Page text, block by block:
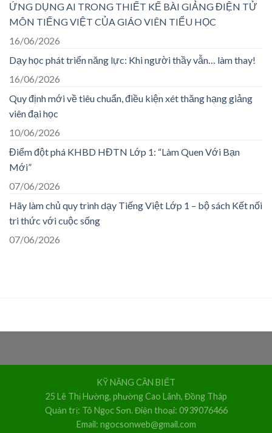
ỨNG DỤNG AI TRONG THIẾT KẾ BÀI GIẢNG ĐIỆN TỬ
MÔN TIẾNG VIỆT CỦA GIÁO VIÊN TIỂU HỌC
16/06/2026
Dạy học phát triển năng lực: Khi người thầy vẫn… làm thay!
16/06/2026
Quy định mới về tiêu chuẩn, điều kiện xét thăng hạng giảng
viên đại học
10/06/2026
Điểm đột phá KHBD HĐTN Lớp 1: “Làm Quen Với Bạn
Mới”
07/06/2026
Hãy làm chủ quy trình dạy Tiếng Việt Lớp 1 – bộ sách Kết nối
tri thức với cuộc sống
07/06/2026
KỸ NĂNG CẦN BIẾT
25 Lê Thị Hường, phường Cao Lãnh, Đồng Tháp
Quản trị: Tô Ngọc Sơn. Điện thoại: 0939076466
Email: ngocsonweb@gmail.com